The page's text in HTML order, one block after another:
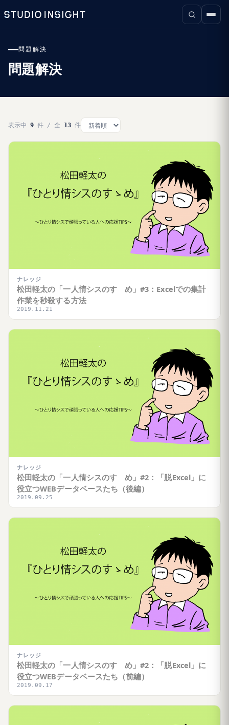
問題解決
問題解決
表示中 9 件 / 全 13 件
ナレッジ
松田軽太の「一人情シスのすゝめ」#3：Excelでの集計
作業を秒殺する方法
2019.11.21
ナレッジ
松田軽太の「一人情シスのすゝめ」#2：「脱Excel」に
役立つWEBデータベースたち（後編）
2019.09.25
ナレッジ
松田軽太の「一人情シスのすゝめ」#2：「脱Excel」に
役立つWEBデータベースたち（前編）
2019.09.17